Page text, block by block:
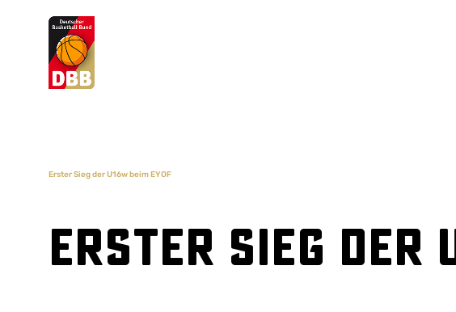
Suchvorschläge
Erster Sieg der U16w beim EYOF
Erster Sieg der